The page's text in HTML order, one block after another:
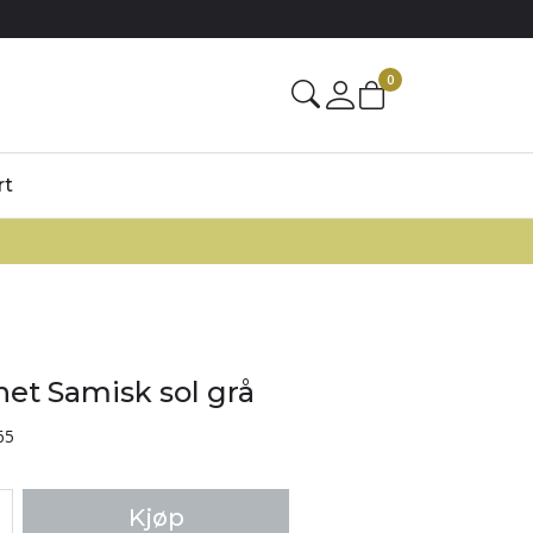
0
Samisk sol grå
Kjøp